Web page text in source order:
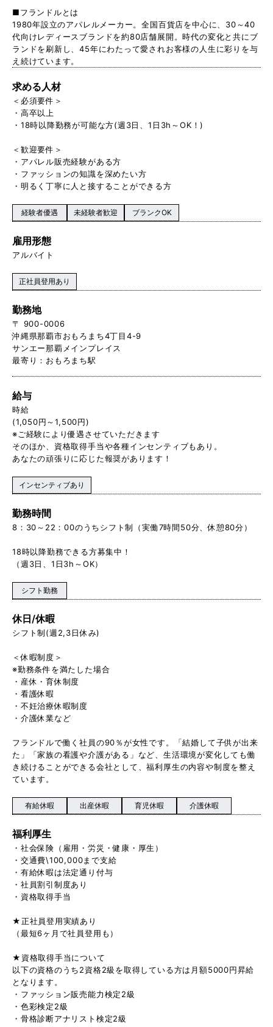
■フランドルとは
1980年設立のアパレルメーカー。全国百貨店を中心に、30～40
代向けレディースブランドを約80店舗展開。時代の変化と共にブ
ランドを刷新し、45年にわたって愛されお客様の人生に彩りを与
え続けています。
求める人材
＜必須要件＞
・高卒以上
・18時以降勤務が可能な方(週3日、1日3h～OK！)
＜歓迎要件＞
・アパレル販売経験がある方
・ファッションの知識を深めたい方
・明るく丁寧に人と接することができる方
経験者優遇 未経験者歓迎 ブランクOK
雇用形態
アルバイト
正社員登用あり
勤務地
〒 900-0006
沖縄県那覇市おもろまち4丁目4-9
サンエー那覇メインプレイス
最寄り：おもろまち駅
給与
時給
(1,050円～1,500円)
※ご経験により優遇させていただきます
そのほか、資格取得手当や各種インセンティブもあり。
あなたの頑張りに応じた報奨があります！
インセンティブあり
勤務時間
8：30～22：00のうちシフト制（実働7時間50分、休憩80分）
18時以降勤務できる方募集中！
（週3日、1日3h～OK）
シフト勤務
休日/休暇
シフト制(週2,3日休み)
＜休暇制度＞
※勤務条件を満たした場合
・産休・育休制度
・看護休暇
・不妊治療休暇制度
・介護休業など
フランドルで働く社員の90％が女性です。「結婚して子供が出来
た」「家族の看護や介護がある」など、生活環境が変化しても働
き続けることができる会社として、福利厚生の内容や制度を整え
ています。
有給休暇 出産休暇 育児休暇 介護休暇
福利厚生
・社会保険（雇用・労災・健康・厚生）
・交通費\100,000まで支給
・有給休暇は法定通り付与
・社員割引制度あり
・資格取得手当
★正社員登用実績あり
（最短6ヶ月で社員登用も）
★資格取得手当について
以下の資格のうち2資格2級を取得している方は月額5000円昇給
となります。
・ファッション販売能力検定2級
・色彩検定2級
・骨格診断アナリスト検定2級